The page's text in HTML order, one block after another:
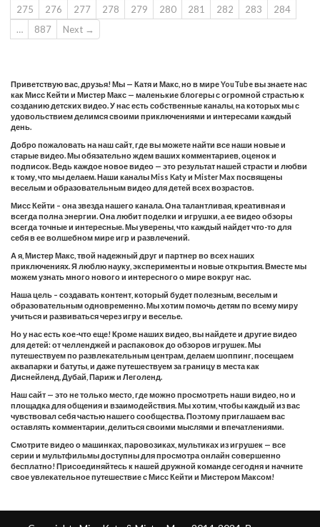
275
276 277 278 279 280 281 282 283
284
…
887 Next →
Приветствую вас, друзья! Мы — Катя и Макс, но в мире YouTube вы знаете нас
как Мисс Кейти и Мистер Макс — маленькие блогеры с огромной страстью к
созданию детских видео. У нас есть собственные каналы, на которых мы с
удовольствием делимся своими приключениями и интересами каждый
день.
Добро пожаловать на наш сайт, где вы можете найти все наши новые и
старые видео. Мы обязательно ждем ваших комментариев, оценок и
подписок. Ведь каждое новое видео — это результат нашей страсти и любви
к тому, что мы делаем. Наши каналы Miss Katy и Mister Max посвящены
веселым и образовательным видео для детей всех возрастов.
Мисс Кейти – она звезда нашего канала. Она талантливая, креативная и
всегда полна энергии. Она любит поделки и игрушки, а ее видео обзоры
всегда точные и интересные. Мы уверены, что каждый найдет что-то для
себя в ее волшебном мире игр и развлечений.
А я, Мистер Макс, твой надежный друг и партнер во всех наших
приключениях. Я люблю науку, эксперименты и новые открытия. Вместе мы
можем узнать много нового и интересного о мире вокруг нас.
Наша цель – создавать контент, который будет полезным, веселым и
образовательным одновременно. Мы хотим помочь детям по всему миру
учиться и развиваться через игру и веселье.
Но у нас есть кое-что еще! Кроме наших видео, вы найдете и другие видео
для детей: от челленджей и распаковок до обзоров игрушек. Мы
путешествуем по развлекательным центрам, делаем шоппинг, посещаем
аквапарки и батуты, и даже путешествуем за границу в места как
Диснейленд, Дубай, Париж и Леголенд.
Наш сайт — это не только место, где можно просмотреть наши видео, но и
площадка для общения и взаимодействия. Мы хотим, чтобы каждый из вас
чувствовал себя частью нашего сообщества. Поэтому приглашаем вас
оставлять комментарии, делиться своими мыслями и впечатлениями.
Смотрите видео о машинках, паровозиках, мультиках из игрушек — все
серии и мультфильмы доступны для просмотра онлайн совершенно
бесплатно! Присоединяйтесь к нашей дружной команде сегодня и начните
свое увлекательное путешествие с Мисс Кейти и Мистером Максом!